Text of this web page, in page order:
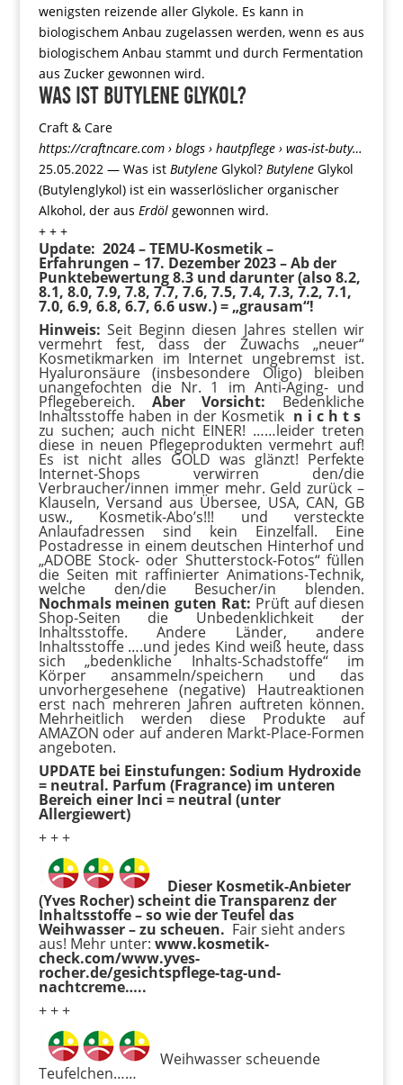
wenigsten reizende aller Glykole. Es kann in
biologischem Anbau zugelassen werden, wenn es aus
biologischem Anbau stammt und durch Fermentation
aus Zucker gewonnen wird.
Was ist Butylene Glykol?
Craft & Care
https://craftncare.com› blogs › hautpflege › was-ist-buty…
25.05.2022 — Was ist ButyleneGlykol? ButyleneGlykol
(Butylenglykol) ist ein wasserlöslicher organischer
Alkohol, der aus Erdölgewonnen wird.
+ + +
Update: 2024 – TEMU-Kosmetik –
Erfahrungen – 17. Dezember 2023 – Ab der
Punktebewertung 8.3 und darunter (also 8.2,
8.1, 8.0, 7.9, 7.8, 7.7, 7.6, 7.5, 7.4, 7.3, 7.2, 7.1,
7.0, 6.9, 6.8, 6.7, 6.6 usw.) = „grausam“!
Hinweis: Seit Beginn diesen Jahres stellen wir
vermehrt fest, dass der Zuwachs „neuer“
Kosmetikmarken im Internet ungebremst ist.
Hyaluronsäure (insbesondere Oligo) bleiben
unangefochten die Nr. 1 im Anti-Aging- und
Pflegebereich. Aber Vorsicht: Bedenkliche
Inhaltsstoffe haben in der Kosmetik n i c h t s
zu suchen; auch nicht EINER! ……leider treten
diese in neuen Pflegeprodukten vermehrt auf!
Es ist nicht alles GOLD was glänzt! Perfekte
Internet-Shops verwirren den/die
Verbraucher/innen immer mehr. Geld zurück –
Klauseln, Versand aus Übersee, USA, CAN, GB
usw., Kosmetik-Abo’s!!! und versteckte
Anlaufadressen sind kein Einzelfall. Eine
Postadresse in einem deutschen Hinterhof und
„ADOBE Stock- oder Shutterstock-Fotos“ füllen
die Seiten mit raffinierter Animations-Technik,
welche den/die Besucher/in blenden.
Nochmals meinen guten Rat: Prüft auf diesen
Shop-Seiten die Unbedenklichkeit der
Inhaltsstoffe. Andere Länder, andere
Inhaltsstoffe ….und jedes Kind weiß heute, dass
sich „bedenkliche Inhalts-Schadstoffe“ im
Körper ansammeln/speichern und das
unvorhergesehene (negative) Hautreaktionen
erst nach mehreren Jahren auftreten können.
Mehrheitlich werden diese Produkte auf
AMAZON oder auf anderen Markt-Place-Formen
angeboten.
UPDATE bei Einstufungen: Sodium Hydroxide
= neutral. Parfum (Fragrance) im unteren
Bereich einer Inci = neutral (unter
Allergiewert)
+ + +
Dieser Kosmetik-Anbieter
(Yves Rocher) scheint die Transparenz der
Inhaltsstoffe – so wie der Teufel das
Weihwasser – zu scheuen. Fair sieht anders
aus! Mehr unter: www.kosmetik-
check.com/www.yves-
rocher.de/gesichtspflege-tag-und-
nachtcreme…..
+ + +
Weihwasser scheuende
Teufelchen……